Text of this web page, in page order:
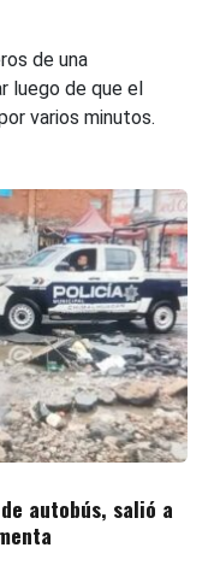
de una
luego de que el
varios minutos.
autobús, salió a